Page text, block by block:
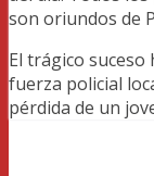
son oriundos de
El trágico suceso
fuerza policial
pérdida de un